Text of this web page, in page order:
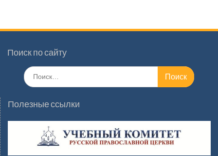
Поиск по сайту
Поиск
по:
Полезные ссылки